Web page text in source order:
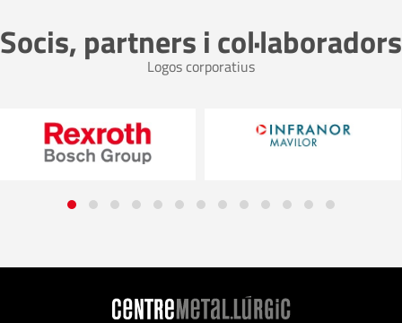
Socis, partners i col·laboradors
Logos corporatius